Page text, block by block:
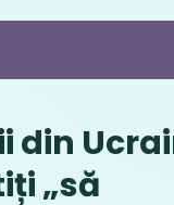
din
„să